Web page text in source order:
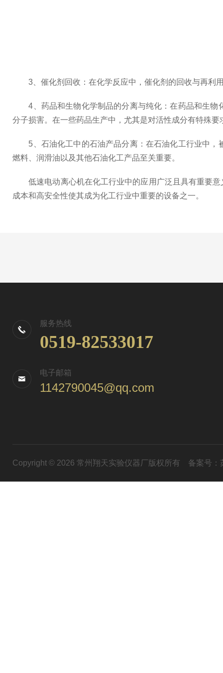
3、催化剂回收：在化学反应中，催化剂的回收与再利用
4、药品和生物化学制品的分离与纯化：在药品和生物
分子损害。在一些药品生产中，尤其是对活性成分有特殊
5、石油化工中的石油产品分离：在石油化工行业中，
燃料、润滑油以及其他石油化工产品至关重要。
低速电动离心机在化工行业中的应用广泛且具有重要意
成本和高安全性使其成为化工行业中重要的设备之一。
服务热线
0519-82533017
电子邮箱
1142790045@qq.com
Copyright © 2026 常州翔天实验仪器厂版权所有 备案号：